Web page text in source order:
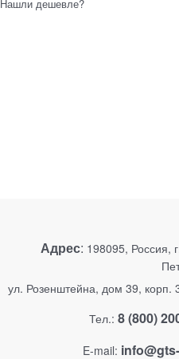
Нашли дешевле?
Адрес: 198095, Россия,
ул. Розенштейна, дом 39, корп.
Тел.: 8 (800)
E-mail: